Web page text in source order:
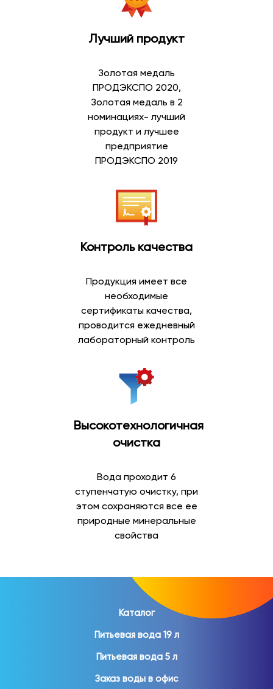
вода первой категории;
вода для дома и офиса.
Широкий выбор позволяет подобрать воду в
соответствии с личными предпочтениями и
особенностями потребления.
Артезианская вода
Артезианская вода добывается из глубоких подземных
водоносных горизонтов, защищенных от
грунта. Благодаря естественной фильтрации такая
вода отличается стабильным составом и приятным
Преимущества артезианской воды:
природное происхождение;
добыча из глубоких скважин;
сбалансированный минеральный состав;
возможность ежедневного употребления;
Артезианская вода пользуется высоким спросом
среди покупателей, которые предпочитают
натуральную питьевую воду для всей семьи.
Минеральная вода
природных минеральных веществ и востребована как
для повседневного употребления, так и для
организации питания дома и на работе.
В ассортименте представлены:
негазированная минеральная вода;
вода в стеклянной бутылке;
Минеральная вода помогает разнообразить
ежедневный рацион и пользуется популярностью
среди покупателей различных возрастов.
Лучший продукт
Золотая медаль
ПРОДЭКСПО 2020,
Золотая медаль в 2
номинациях- лучший
продукт и лучшее
предприятие
ПРОДЭКСПО 2019
Контроль качества
Продукция имеет все
необходимые
сертификаты качества,
проводится ежедневный
лабораторный контроль
Высокотехнологичная
очистка
Вода проходит 6
ступенчатую очистку, при
этом сохраняются все ее
природные минеральные
свойства
Каталог
Питьевая вода 19 л
Питьевая вода 5 л
Заказ воды в офис